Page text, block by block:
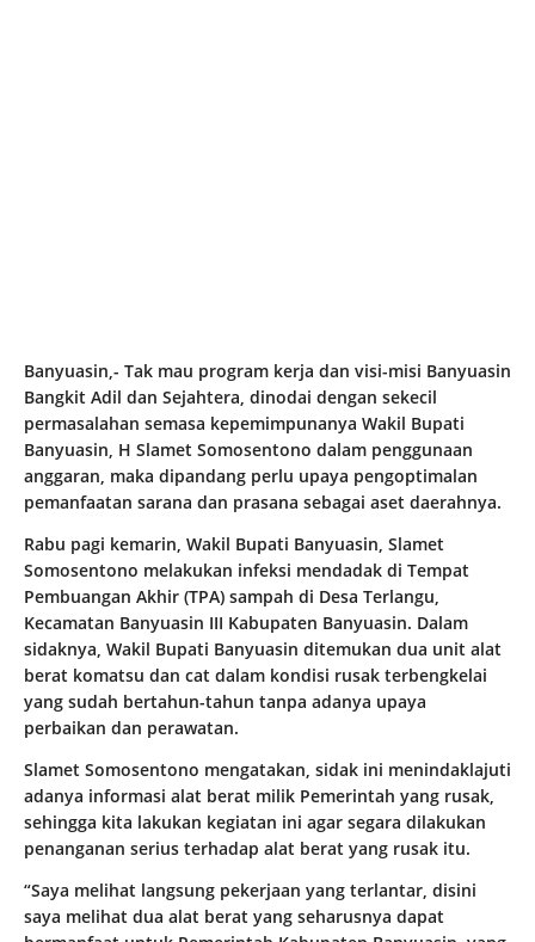
Banyuasin,- Tak mau program kerja dan visi-misi Banyuasin
Bangkit Adil dan Sejahtera, dinodai dengan sekecil
permasalahan semasa kepemimpunanya Wakil Bupati
Banyuasin, H Slamet Somosentono dalam penggunaan
anggaran, maka dipandang perlu upaya pengoptimalan
pemanfaatan sarana dan prasana sebagai aset daerahnya.
Rabu pagi kemarin, Wakil Bupati Banyuasin, Slamet
Somosentono melakukan infeksi mendadak di Tempat
Pembuangan Akhir (TPA) sampah di Desa Terlangu,
Kecamatan Banyuasin III Kabupaten Banyuasin. Dalam
sidaknya, Wakil Bupati Banyuasin ditemukan dua unit alat
berat komatsu dan cat dalam kondisi rusak terbengkelai
yang sudah bertahun-tahun tanpa adanya upaya
perbaikan dan perawatan.
Slamet Somosentono mengatakan, sidak ini menindaklajuti
adanya informasi alat berat milik Pemerintah yang rusak,
sehingga kita lakukan kegiatan ini agar segara dilakukan
penanganan serius terhadap alat berat yang rusak itu.
“Saya melihat langsung pekerjaan yang terlantar, disini
saya melihat dua alat berat yang seharusnya dapat